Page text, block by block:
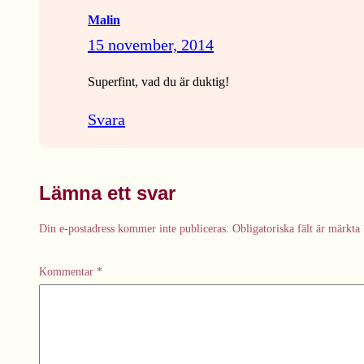
Malin
15 november, 2014
Superfint, vad du är duktig!
Svara
Lämna ett svar
Din e-postadress kommer inte publiceras. Obligatoriska fält är märkta
Kommentar *